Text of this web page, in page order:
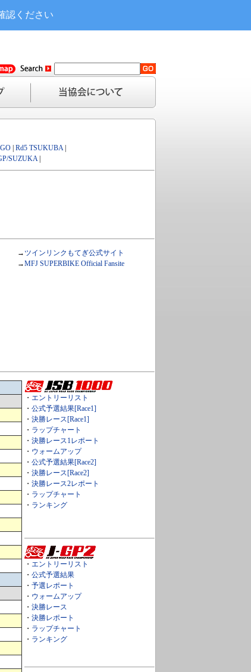
認ください
| Rd5 TSUKUBA|
SUZUKA|
→ ツインリンクもてぎ公式サイト
→MFJ SUPERBIKE Official Fansite
・ エントリーリスト
・ 公式予選結果[Race1]
・ 決勝レース[Race1]
・ ラップチャート
・ 決勝レース1レポート
・ ウォームアップ
・ 公式予選結果[Race2]
・ 決勝レース[Race2]
・ 決勝レース2レポート
・ ラップチャート
・ ランキング
・ エントリーリスト
・ 公式予選結果
・ 予選レポート
・ ウォームアップ
・ 決勝レース
・ 決勝レポート
・ ラップチャート
・ ランキング